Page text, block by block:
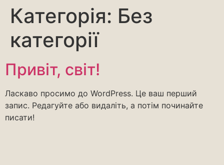
Категорія: Без
категорії
Привіт, світ!
Ласкаво просимо до WordPress. Це ваш перший
запис. Редагуйте або видаліть, а потім починайте
писати!